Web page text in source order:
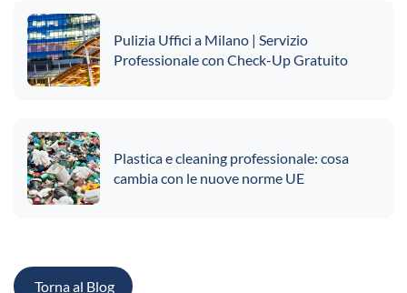
Pulizia Uffici a Milano | Servizio
Professionale con Check-Up Gratuito
Plastica e cleaning professionale: cosa
cambia con le nuove norme UE
Torna al Blog